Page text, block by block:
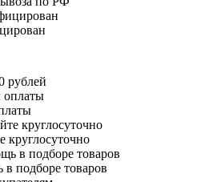
рублей
круглосуточно
подборе товаров